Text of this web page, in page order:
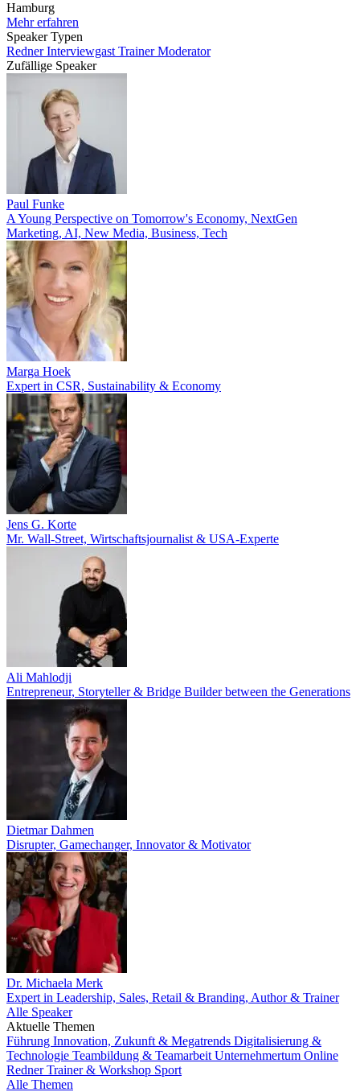
Hamburg
Mehr erfahren
Speaker Typen
RednerInterviewgast TrainerModerator
Zufällige Speaker
Paul Funke
A Young Perspective on Tomorrow's Economy, NextGen
Marketing, AI, New Media, Business, Tech
Marga Hoek
Expert in CSR, Sustainability & Economy
Jens G. Korte
Mr. Wall-Street, Wirtschaftsjournalist & USA-Experte
Ali Mahlodji
Entrepreneur, Storyteller & Bridge Builder between the Generations
Dietmar Dahmen
Disrupter, Gamechanger, Innovator & Motivator
Dr. Michaela Merk
Expert in Leadership, Sales, Retail & Branding, Author & Trainer
Alle Speaker
Aktuelle Themen
Führung Innovation, Zukunft & Megatrends Digitalisierung &
Technologie Teambildung & Teamarbeit Unternehmertum Online
RednerTrainer & Workshop Sport
Alle Themen